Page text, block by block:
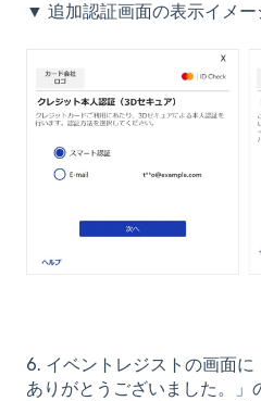
▼ 追加認証画面の表示イメー
6. イベントレジストの画面に
ありがとうございました。」